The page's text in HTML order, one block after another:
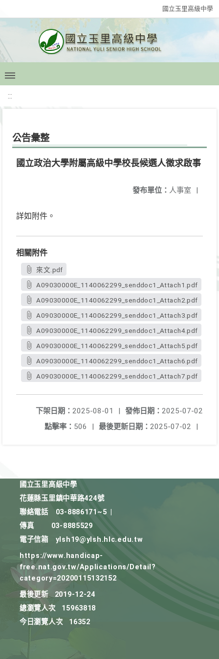
國立玉里高級中學
:::
公告彙整
國立政治大學附屬高級中學校長候選人徵求啟事
發布單位： 人事室 |
詳如附件。
相關附件
來文.pdf
A09030000E_1140062299_senddoc1_Attach1.pdf
A09030000E_1140062299_senddoc1_Attach2.pdf
A09030000E_1140062299_senddoc1_Attach3.pdf
A09030000E_1140062299_senddoc1_Attach4.pdf
A09030000E_1140062299_senddoc1_Attach5.pdf
A09030000E_1140062299_senddoc1_Attach6.pdf
A09030000E_1140062299_senddoc1_Attach7.pdf
發佈日期： 2025-07-02
下架日期： 2025-08-01
|
最後更新日期： 2025-07-02 |
點擊率： 506 |
國立玉里高級中學
花蓮縣玉里鎮中華路424號
聯絡電話
03-8886171~5
傳真
03-8885529
電子信箱
ylsh19@ylsh.hlc.edu.tw
https://www.handicap-
free.nat.gov.tw/Applications/Detail?
category=20200115132152
最後更新
2019-12-24
總瀏覽人次
15963818
今日瀏覽人次
16352